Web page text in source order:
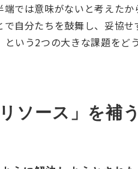
では意味がないと考えた
自分たちを鼓舞し、妥協せ
いう2つの大きな課題をど
ソース」を補